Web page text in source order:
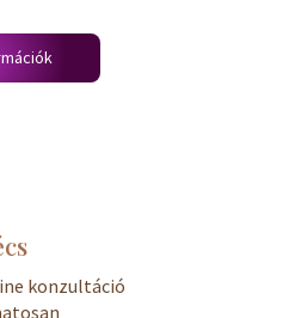
konzultáció